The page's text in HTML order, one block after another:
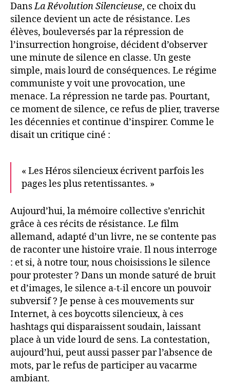
DansLa Révolution Silencieuse, ce choix du
silence devient un acte de résistance. Les
élèves, bouleversés par la répression de
l’insurrection hongroise, décident d’observer
une minute de silence en classe. Un geste
simple, mais lourd de conséquences. Le régime
communiste y voit une provocation, une
menace. La répression ne tarde pas. Pourtant,
ce moment de silence, ce refus de plier, traverse
les décennies et continue d’inspirer. Comme le
disait un critique ciné :
« Les Héros silencieux écrivent parfois les
pages les plus retentissantes. »
Aujourd’hui, la mémoire collective s’enrichit
grâce à ces récits de résistance. Le film
allemand, adapté d’un livre, ne se contente pas
de raconter une histoire vraie. Il nous interroge
: et si, à notre tour, nous choisissions le silence
pour protester ? Dans un monde saturé de bruit
et d’images, le silence a-t-il encore un pouvoir
subversif ? Je pense à ces mouvements sur
Internet, à ces boycotts silencieux, à ces
hashtags qui disparaissent soudain, laissant
place à un vide lourd de sens. La contestation,
aujourd’hui, peut aussi passer par l’absence de
mots, par le refus de participer au vacarme
ambiant.